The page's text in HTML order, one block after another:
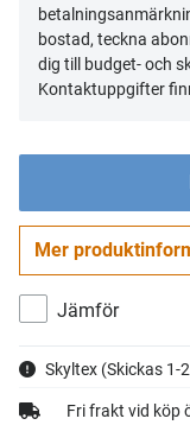
bostad, teckna
dig till budget- och
Kontaktuppgifter
Mer
Jämför
Skyltex (Skickas 1-
Fri frakt vid köp